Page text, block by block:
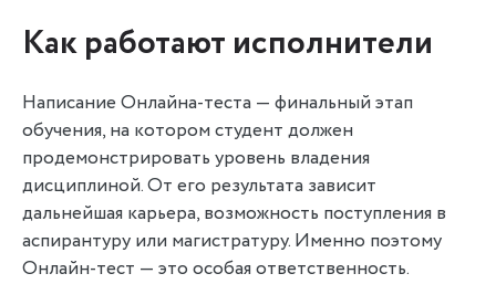
Как работают исполнители
Написание Онлайна-теста — финальный этап
обучения, на котором студент должен
продемонстрировать уровень владения
дисциплиной. От его результата зависит
дальнейшая карьера, возможность поступления в
аспирантуру или магистратуру. Именно поэтому
Онлайн-тест — это особая ответственность.